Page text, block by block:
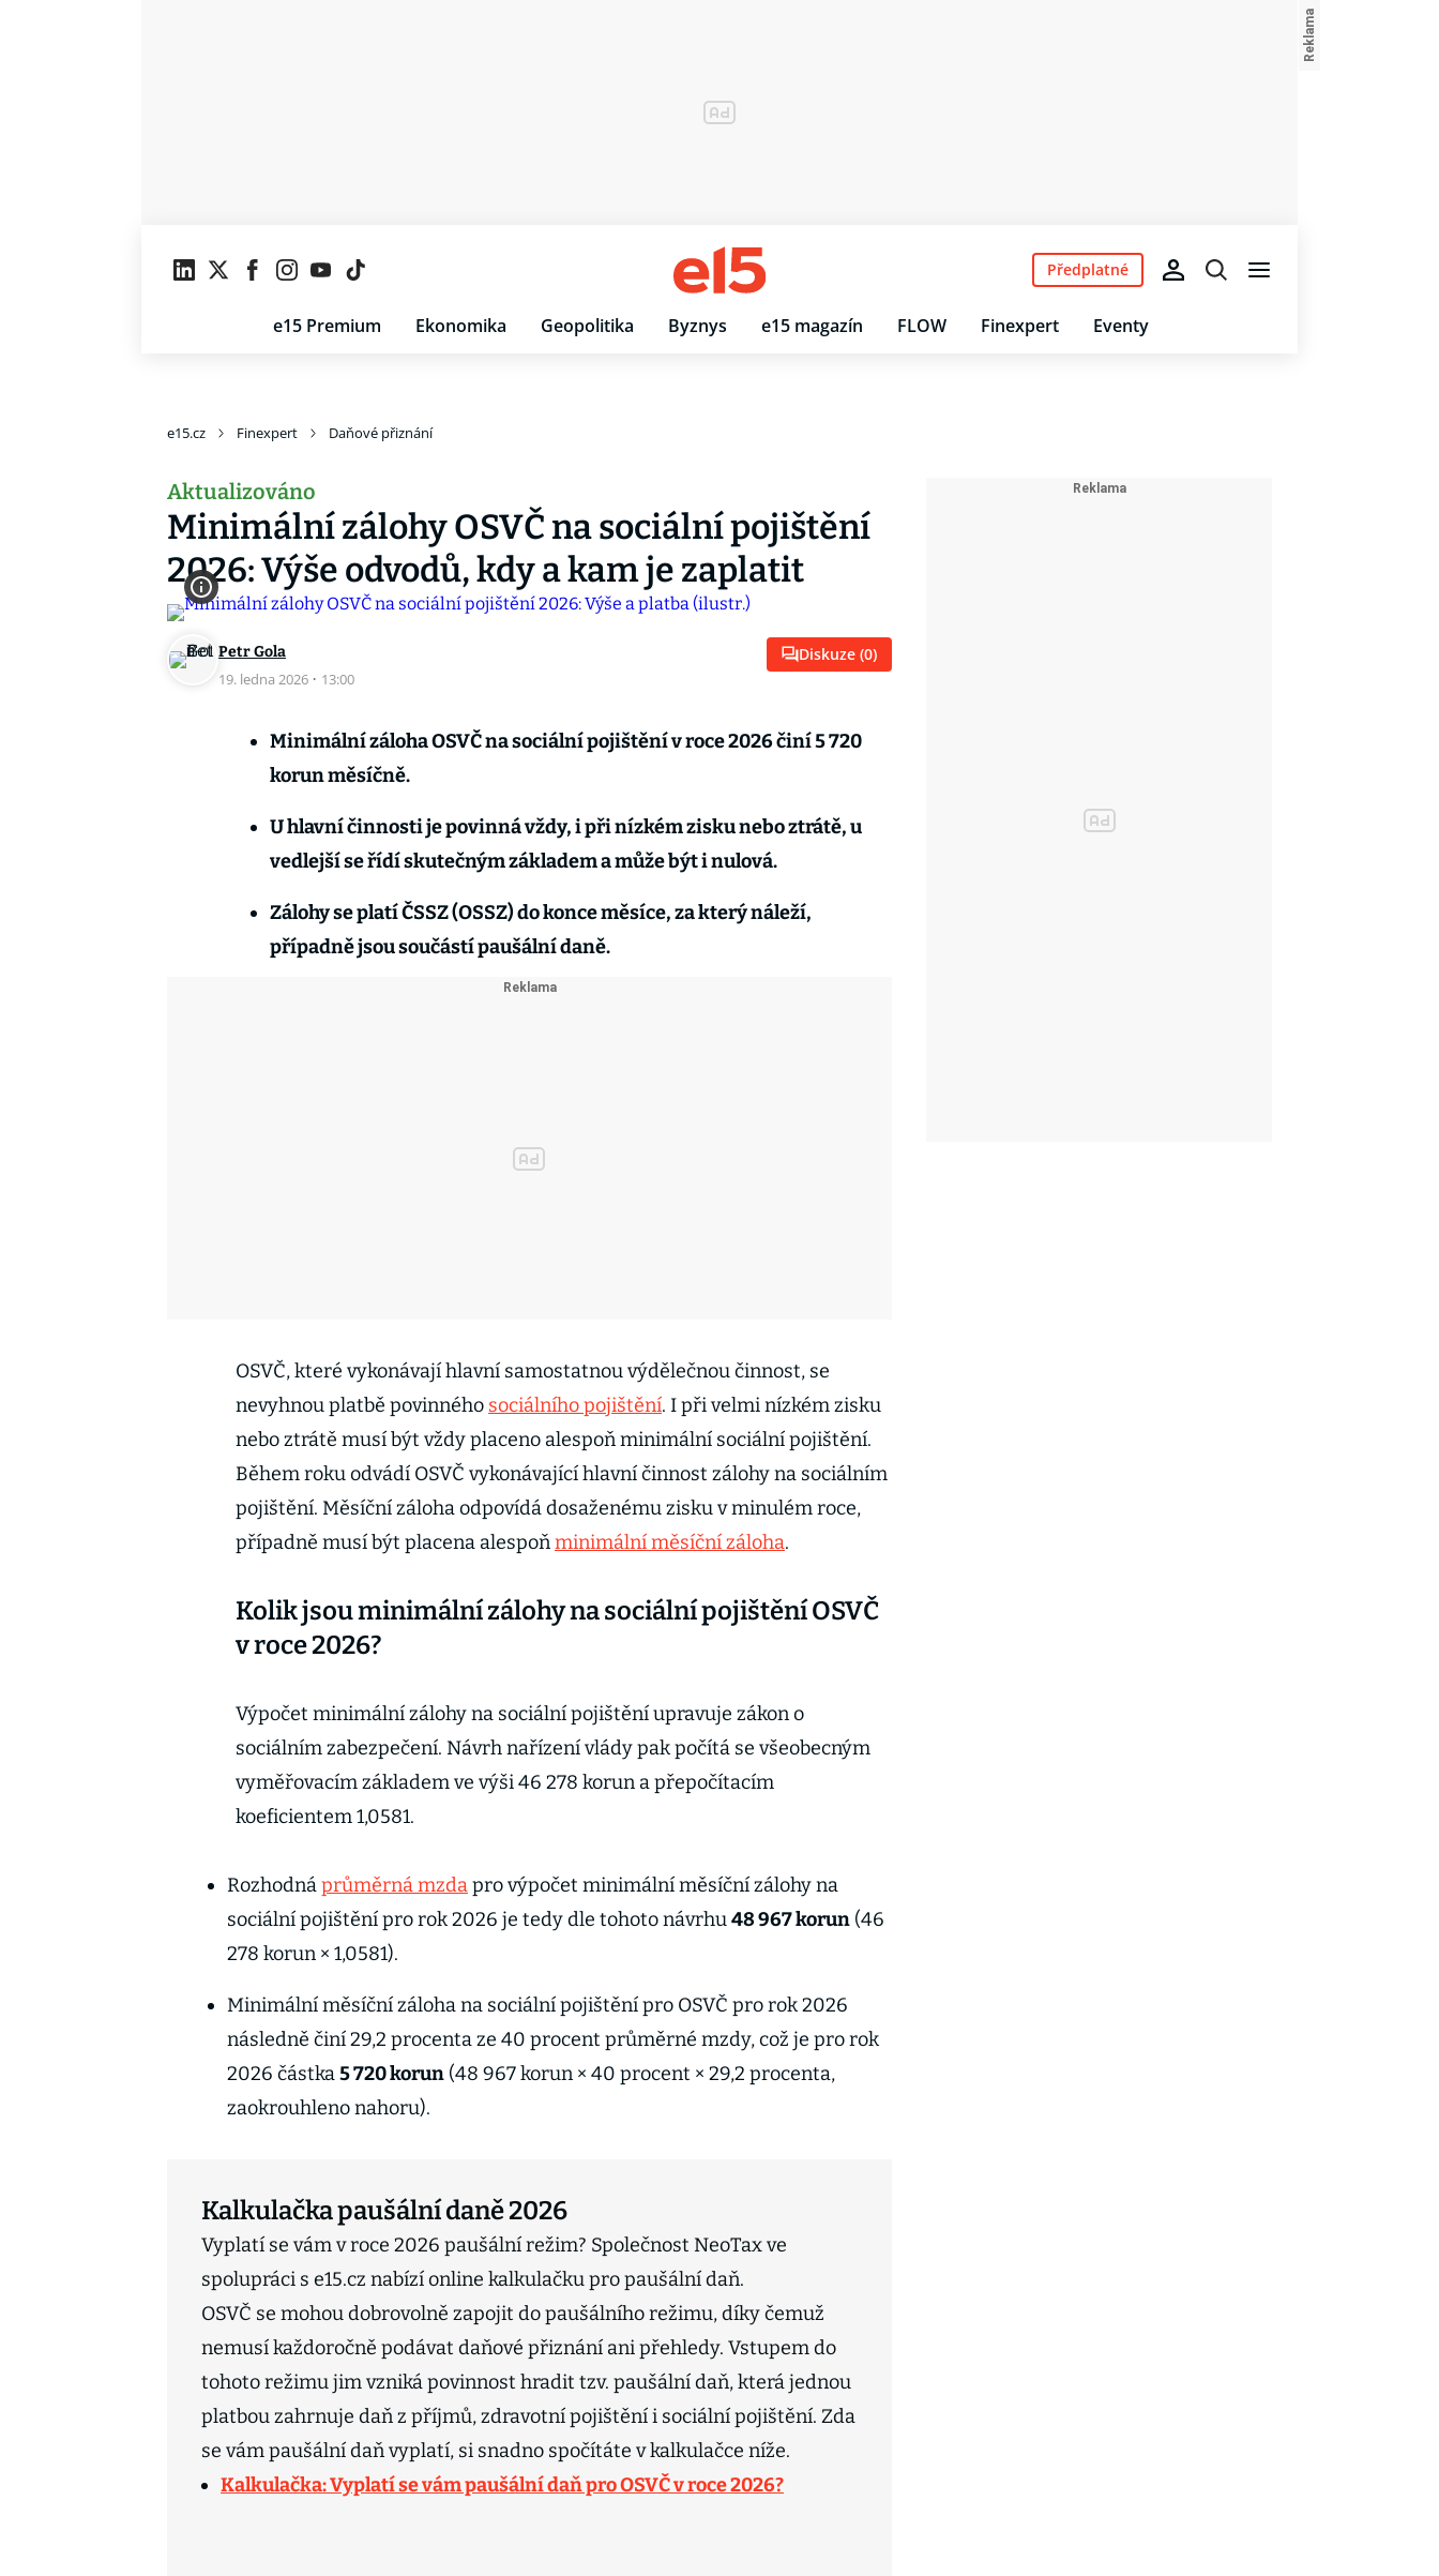
e15 Premium Ekonomika Geopolitika Byznys e15 magazín FLOW Finexpert Eventy
Předplatné
e15.cz Finexpert Daňové přiznání
Aktualizováno
Minimální zálohy OSVČ na sociální pojištění
2026: Výše odvodů, kdy a kam je zaplatit
Petr Gola
19. ledna 2026 · 13:00
Diskuze (0)
Minimální záloha OSVČ na sociální pojištění v roce 2026 činí 5 720
korun měsíčně.
U hlavní činnosti je povinná vždy, i při nízkém zisku nebo ztrátě, u
vedlejší se řídí skutečným základem a může být i nulová.
Zálohy se platí ČSSZ (OSSZ) do konce měsíce, za který náleží,
případně jsou součástí paušální daně.
OSVČ, které vykonávají hlavní samostatnou výdělečnou činnost, se
nevyhnou platbě povinného sociálního pojištění. I při velmi nízkém zisku
nebo ztrátě musí být vždy placeno alespoň minimální sociální pojištění.
Během roku odvádí OSVČ vykonávající hlavní činnost zálohy na sociálním
pojištění. Měsíční záloha odpovídá dosaženému zisku v minulém roce,
případně musí být placena alespoňminimální měsíční záloha.
Kolik jsou minimální zálohy na sociální pojištění OSVČ
v roce 2026?
Výpočet minimální zálohy na sociální pojištění upravuje zákon o
sociálním zabezpečení. Návrh nařízení vlády pak počítá se všeobecným
vyměřovacím základem ve výši 46 278 korun a přepočítacím
koeficientem 1,0581.
Rozhodnáprůměrná mzdapro výpočet minimální měsíční zálohy na
sociální pojištění pro rok 2026 je tedy dle tohoto návrhu48 967 korun (46
278 korun × 1,0581).
Minimální měsíční záloha na sociální pojištění pro OSVČ pro rok 2026
následně činí 29,2 procenta ze 40 procent průměrné mzdy, což je pro rok
2026 částka5 720 korun (48 967 korun × 40 procent × 29,2 procenta,
zaokrouhleno nahoru).
Kalkulačka paušální daně 2026
Vyplatí se vám v roce 2026 paušální režim? Společnost NeoTax ve
spolupráci s e15.cz nabízí online kalkulačku pro paušální daň.
OSVČ se mohou dobrovolně zapojit do paušálního režimu, díky čemuž
nemusí každoročně podávat daňové přiznání ani přehledy. Vstupem do
tohoto režimu jim vzniká povinnost hradit tzv. paušální daň, která jednou
platbou zahrnuje daň z příjmů, zdravotní pojištění i sociální pojištění. Zda
se vám paušální daň vyplatí, si snadno spočítáte v kalkulačce níže.
Kalkulačka: Vyplatí se vám paušální daň pro OSVČ v roce 2026?